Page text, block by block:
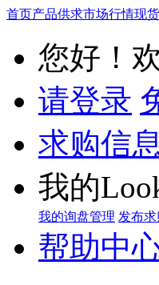
首页产品供求市场行情现
您好！
请登录
求购信
我的
我的询盘管理 发布
帮助中